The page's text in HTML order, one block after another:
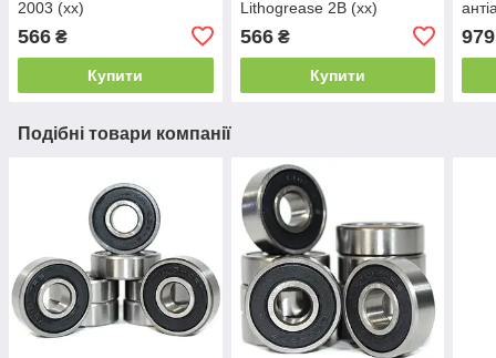
2003 (xx)
566 ₴
Купити
Lithogrease 2B (xx)
566₴
Купити
979
Подібні товари компанії